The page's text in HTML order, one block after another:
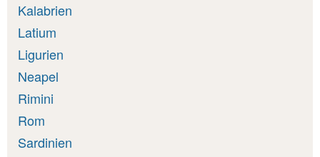
Kalabrien
Latium
Ligurien
Neapel
Rimini
Rom
Sardinien